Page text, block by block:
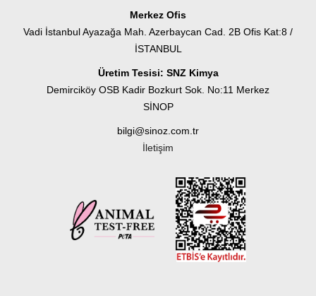
Merkez Ofis
Vadi İstanbul Ayazağa Mah. Azerbaycan Cad. 2B Ofis Kat:8 /
İSTANBUL
Üretim Tesisi: SNZ Kimya
Demirciköy OSB Kadir Bozkurt Sok. No:11 Merkez
SİNOP
bilgi@sinoz.com.tr
İletişim